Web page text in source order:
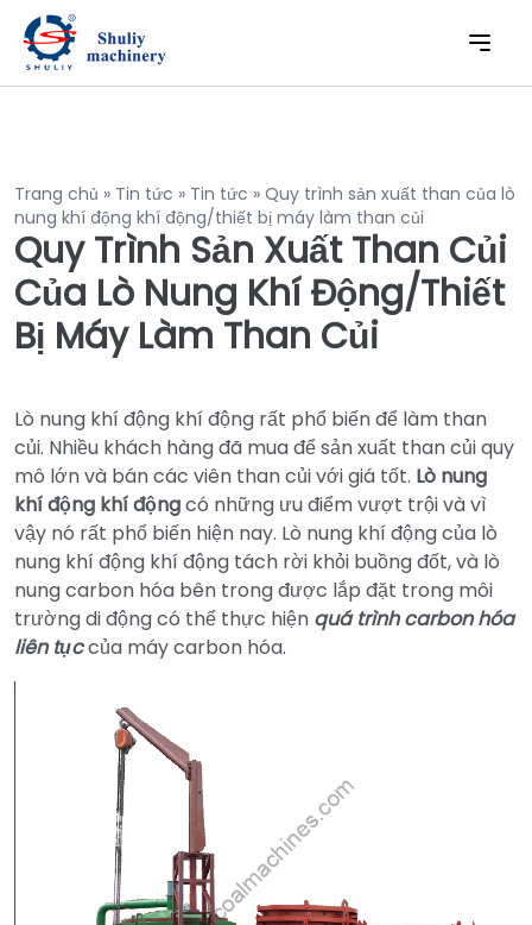
Trang chủ » Tin tức » Tin tức » Quy trình sản xuất than của lò
nung khí động khí động/thiết bị máy làm than củi
Quy Trình Sản Xuất Than Củi
Của Lò Nung Khí Động/thiết
Bị Máy Làm Than Củi
Lò nung khí động khí động rất phổ biến để làm than
củi. Nhiều khách hàng đã mua để sản xuất than củi quy
mô lớn và bán các viên than củi với giá tốt. Lò nung
khí động khí độngcó những ưu điểm vượt trội và vì
vậy nó rất phổ biến hiện nay. Lò nung khí động của lò
nung khí động khí động tách rời khỏi buồng đốt, và lò
nung carbon hóa bên trong được lắp đặt trong môi
trường di động có thể thực hiện quá trình carbon hóa
liên tụccủa máy carbon hóa.